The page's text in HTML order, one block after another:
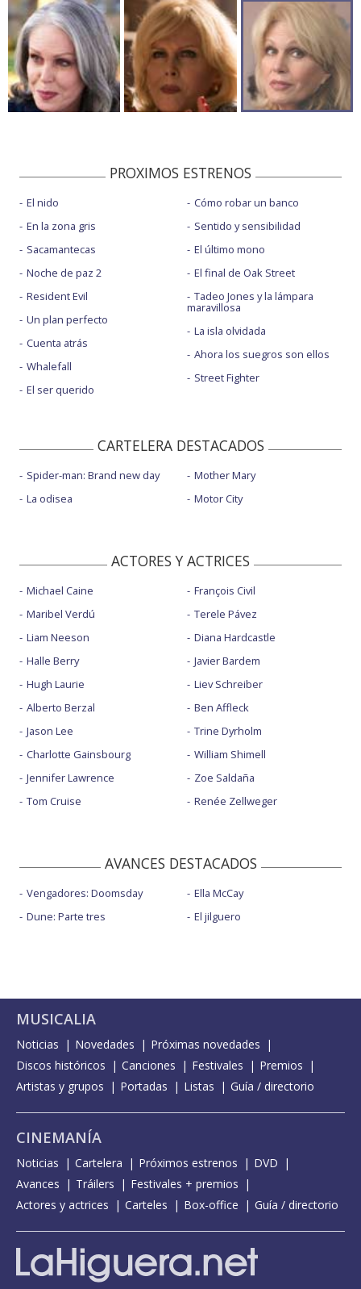
PROXIMOS ESTRENOS
El nido
En la zona gris
Sacamantecas
Noche de paz 2
Resident Evil
Un plan perfecto
Cuenta atrás
Whalefall
El ser querido
Cómo robar un banco
Sentido y sensibilidad
El último mono
El final de Oak Street
Tadeo Jones y la lámpara
maravillosa
La isla olvidada
Ahora los suegros son ellos
Street Fighter
CARTELERA DESTACADOS
Spider-man: Brand new day
La odisea
Mother Mary
Motor City
ACTORES Y ACTRICES
Michael Caine
Maribel Verdú
Liam Neeson
Halle Berry
Hugh Laurie
Alberto Berzal
Jason Lee
Charlotte Gainsbourg
Jennifer Lawrence
Tom Cruise
François Civil
Terele Pávez
Diana Hardcastle
Javier Bardem
Liev Schreiber
Ben Affleck
Trine Dyrholm
William Shimell
Zoe Saldaña
Renée Zellweger
AVANCES DESTACADOS
Vengadores: Doomsday
Dune: Parte tres
Ella McCay
El jilguero
MUSICALIA
Noticias Novedades
Próximas novedades
Discos históricos
Canciones Festivales
Premios
Artistas y grupos
Portadas Listas Guía / directorio
CINEMANÍA
Noticias Cartelera Próximos estrenos
DVD
Avances
Tráilers
Festivales + premios
Actores y actrices
Carteles Box-office Guía / directorio